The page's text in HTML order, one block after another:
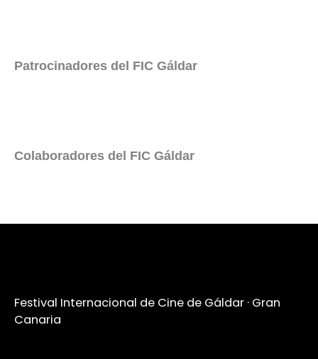
Patrocinadores del FIC Gáldar
Colaboradores del FIC Gáldar
Festival Internacional de Cine de Gáldar · Gran
Canaria